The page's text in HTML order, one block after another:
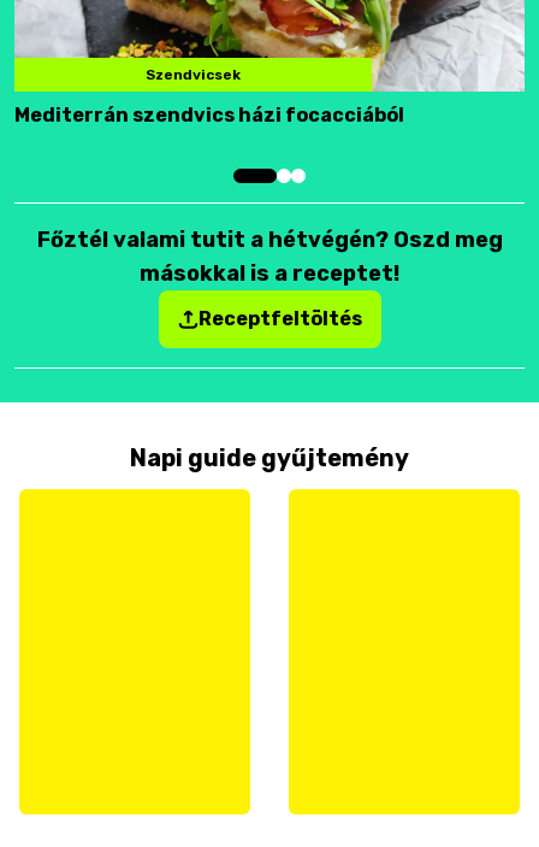
Szendvicsek
Mediterrán szendvics házi focacciából
Főztél valami tutit a hétvégén? Oszd meg
másokkal is a receptet!
Receptfeltöltés
Napi guide gyűjtemény